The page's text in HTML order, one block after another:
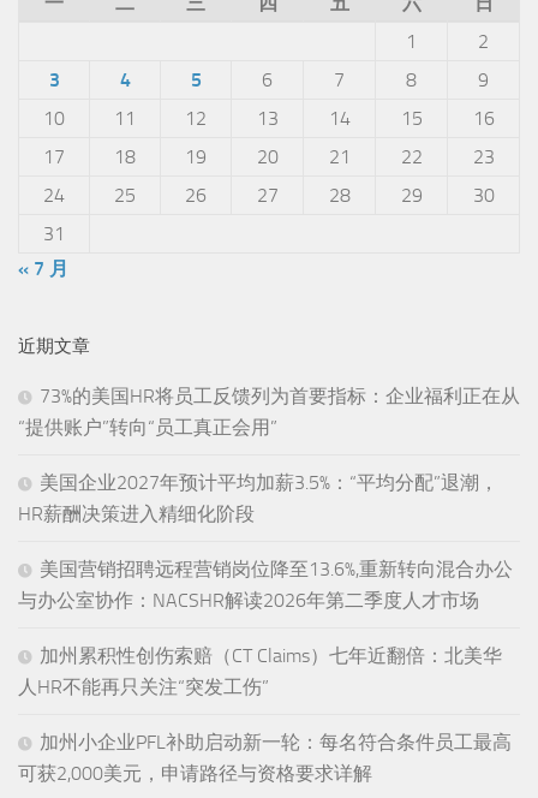
1
2
3
4 5 6 7 8
9
10
11 12 13 14 15
16
17
18 19 20 21 22
23
24
25 26 27 28 29
30
31
« 7 月
近期文章
73%的美国HR将员工反馈列为首要指标：企业福利正在从
“提供账户”转向“员工真正会用”
美国企业2027年预计平均加薪3.5%：“平均分配”退潮，
HR薪酬决策进入精细化阶段
美国营销招聘远程营销岗位降至13.6%,重新转向混合办公
与办公室协作：NACSHR解读2026年第二季度人才市场
加州累积性创伤索赔（CT Claims）七年近翻倍：北美华
人HR不能再只关注“突发工伤”
加州小企业PFL补助启动新一轮：每名符合条件员工最高
可获2,000美元，申请路径与资格要求详解